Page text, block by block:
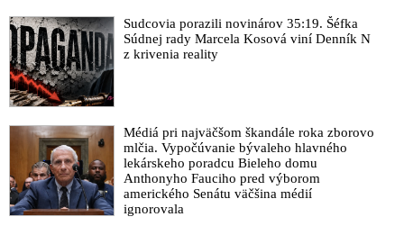
Sudcovia porazili novinárov 35:19. Šéfka
Súdnej rady Marcela Kosová viní Denník N
z krivenia reality
Médiá pri najväčšom škandále roka zborovo
mlčia. Vypočúvanie bývaleho hlavného
lekárskeho poradcu Bieleho domu
Anthonyho Fauciho pred výborom
amerického Senátu väčšina médií
ignorovala